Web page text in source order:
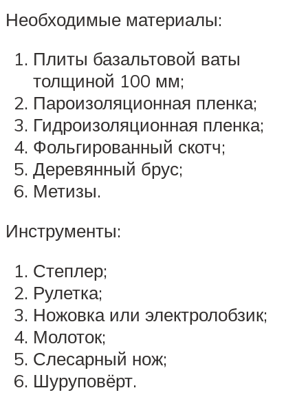
Необходимые материалы:
Плиты базальтовой ваты
толщиной 100 мм;
Пароизоляционная пленка;
Гидроизоляционная пленка;
Фольгированный скотч;
Деревянный брус;
Метизы.
Инструменты:
Степлер;
Рулетка;
Ножовка или электролобзик;
Молоток;
Слесарный нож;
Шуруповёрт.